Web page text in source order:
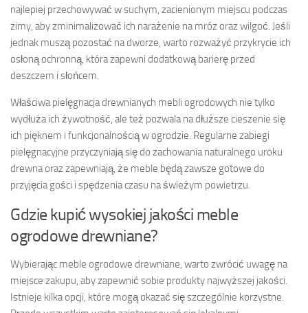
najlepiej przechowywać w suchym, zacienionym miejscu podczas
zimy, aby zminimalizować ich narażenie na mróz oraz wilgoć. Jeśli
jednak muszą pozostać na dworze, warto rozważyć przykrycie ich
osłoną ochronną, która zapewni dodatkową barierę przed
deszczem i słońcem.
Właściwa pielęgnacja drewnianych mebli ogrodowych nie tylko
wydłuża ich żywotność, ale też pozwala na dłuższe cieszenie się
ich pięknem i funkcjonalnością w ogrodzie. Regularne zabiegi
pielęgnacyjne przyczyniają się do zachowania naturalnego uroku
drewna oraz zapewniają, że meble będą zawsze gotowe do
przyjęcia gości i spędzenia czasu na świeżym powietrzu.
Gdzie kupić wysokiej jakości meble
ogrodowe drewniane?
Wybierając meble ogrodowe drewniane, warto zwrócić uwagę na
miejsce zakupu, aby zapewnić sobie produkty najwyższej jakości.
Istnieje kilka opcji, które mogą okazać się szczególnie korzystne.